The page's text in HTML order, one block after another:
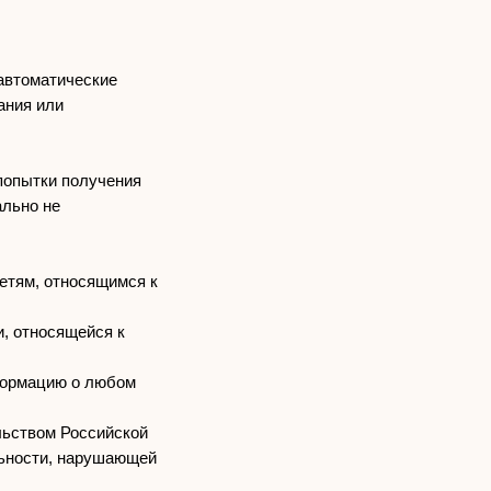
или
получения
не
относящимся к
относящейся к
о любом
Российской
нарушающей